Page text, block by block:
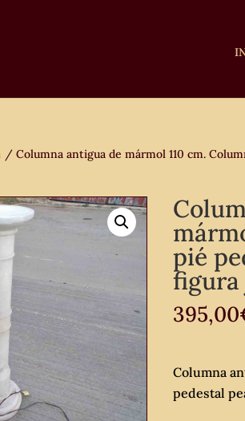
/ Columna antigua de mármol 110 cm.
pié
figura
395,00
Columna
pedestal